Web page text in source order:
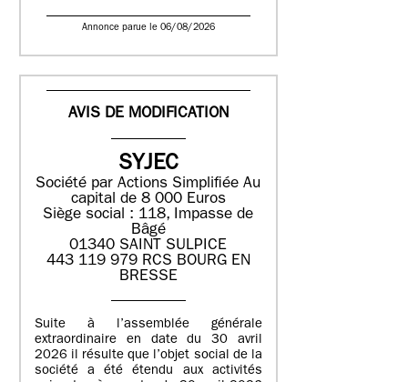
Annonce parue le 06/08/2026
AVIS DE MODIFICATION
SYJEC
Société par Actions SimplifiéeAu
capital de 8 000 Euros
Siège social : 118, Impasse de
Bâgé
01340 SAINT SULPICE
443 119 979 RCS BOURG EN
BRESSE
Suite à l’assemblée générale
extraordinaire en date du 30 avril
2026 il résulte que l’objet social de la
société a été étendu aux activités